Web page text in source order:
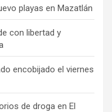
playas en Mazatlán
con libertad y
encobijado el viernes
de droga en El